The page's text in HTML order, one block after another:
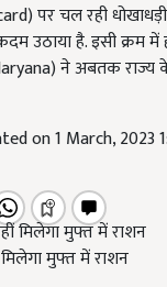
पर चल रही
उठाया है. इसी क्रम में
ने अबतक राज्य
on 1 March, 2023
मुफ्त में राशन